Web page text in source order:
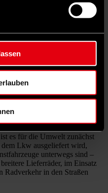
steht es einem Anbieter
der Kommune geforderten
man auch im Auge behalten.
ein fehlendes Kabel
vom Fahrradboten bringen
an die neuen Anforderungen
also bei veränderten
sondern den
es für die Umwelt zunächst
dem Lkw ausgeliefert wird,
unterwegs sind –
Lieferräder, im Einsatz
Radverkehr in den Straßen